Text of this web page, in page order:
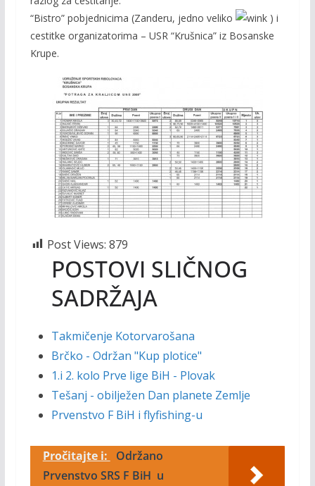
“Bistro” pobjednicima (Zanderu, jedno veliko
) i
cestitke organizatorima – USR “Krušnica” iz Bosanske
Krupe.
Post Views: 879
POSTOVI SLIČNOG
SADRŽAJA
Takmičenje Kotorvarošana
Brčko - Održan "Kup plotice"
1.i 2. kolo Prve lige BiH - Plovak
Tešanj - obilježen Dan planete Zemlje
Prvenstvo F BiH i flyfishing-u
Pročitajte i:
Održano
Prvenstvo SRS F BiH u